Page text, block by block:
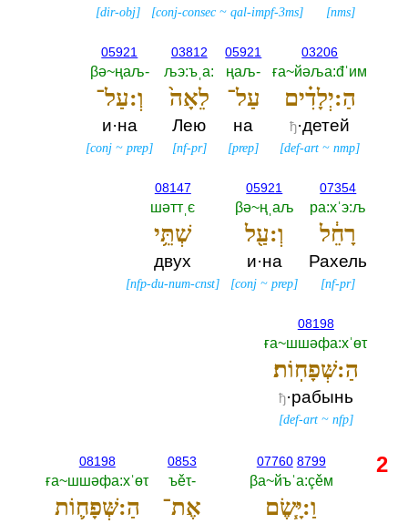
[nms]
[conj-consec ~qal-impf-3ms]
[dir-obj]
03206
ға~йәља:đˈим
הַ:יְלָדִ֗ים
ђ·детей
[def-art ~nmp]
05921
ңаљ-‎
עַל־
на
[prep]
03812
љэ:ъˌа:‎
לֵאָה֙
Лею
[nf-pr]
05921
βә~ңаљ-‎
וְ:עַל־
и·на
[conj ~prep]
07354
ра:хˈэ:љ
רָחֵ֔ל
Рахель
[nf-pr]
05921
βә~ңˌаљ
וְ:עַ֖ל
и·на
[conj ~prep]
08147
шәттˌє
שְׁתֵּ֥י
двух
[nfp-du-num-cnst]
08198
ға~шшәфа:хˈөτ
הַ:שְּׁפָחֽוֹת׃
ђ·рабынь
[def-art~ nfp]
07760 8799
βа~йъˈа:çěм
וַ:יָּ֧שֶׂם
0853
ъěτ-‎
אֶת־
08198
ға~шшәфа:хˈөτ
הַ:שְּׁפָח֛וֹת
2